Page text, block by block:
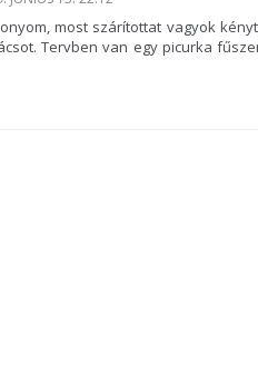
most szárítottat vagyok
Tervben van egy picurka